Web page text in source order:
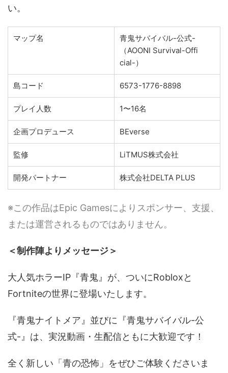
い。
マップ名
青鬼サバイバル-公式-
（AOONI Survival-Offi
cial-）
島コード 6573-1776-8898
プレイ人数 1〜16名
企画プロデュース BEverse
監修 LiTMUS株式会社
開発パートナー 株式会社DELTA PLUS
※この作品はEpic Gamesによりスポンサー、支援、
または運営されるものではありません。
＜制作陣よりメッセージ＞
大人気ホラーIP『青鬼』が、ついにRobloxと
Fortniteの世界に登場いたします。
『青鬼ナイトメア』並びに『青鬼サバイバル-公
式-』は、実況動画・生配信ともに大歓迎です！
全く新しい「青の恐怖」をぜひご体験くださいま